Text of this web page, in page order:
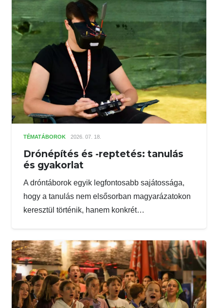
TÉMATÁBOROK 2026. 07. 18.
Drónépítés és -reptetés: tanulás
és gyakorlat
A dróntáborok egyik legfontosabb sajátossága,
hogy a tanulás nem elsősorban magyarázatokon
keresztül történik, hanem konkrét…